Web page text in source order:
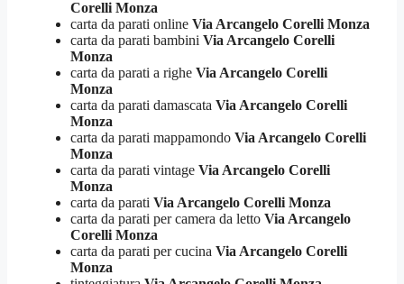
Corelli Monza
carta da parati online Via Arcangelo Corelli Monza
carta da parati bambini Via Arcangelo Corelli
Monza
carta da parati a righe Via Arcangelo Corelli
Monza
carta da parati damascata Via Arcangelo Corelli
Monza
carta da parati mappamondo Via Arcangelo Corelli
Monza
carta da parati vintage Via Arcangelo Corelli
Monza
carta da parati Via Arcangelo Corelli Monza
carta da parati per camera da letto Via Arcangelo
Corelli Monza
carta da parati per cucina Via Arcangelo Corelli
Monza